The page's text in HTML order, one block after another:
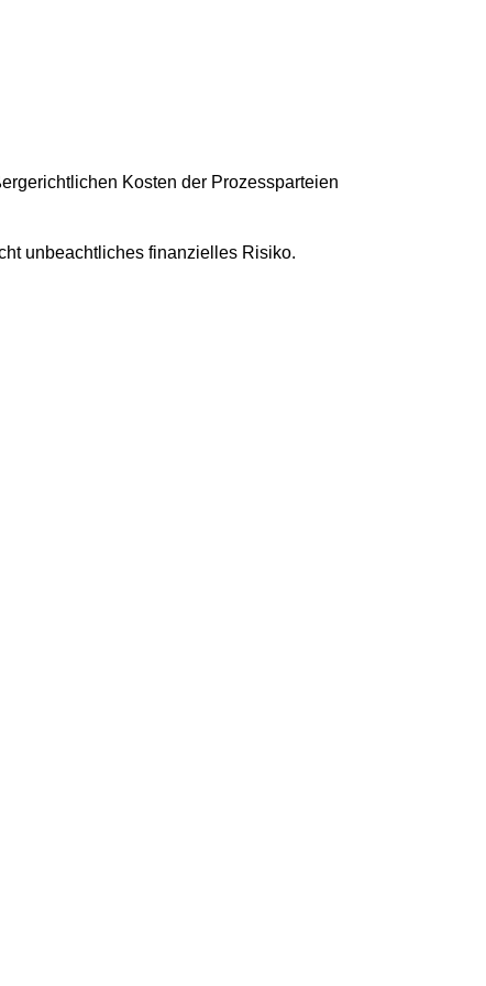
Kosten der Prozessparteien
unbeachtliches finanzielles Risiko.